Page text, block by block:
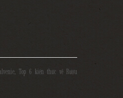
Top 6 kiến thức về Rượu